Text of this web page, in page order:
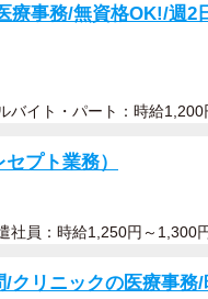
療事務/無資格OK!/週
バイト・パート：時給1,200
プト業務）
社員：時給1,250円～1,300
/クリニックの医療事務